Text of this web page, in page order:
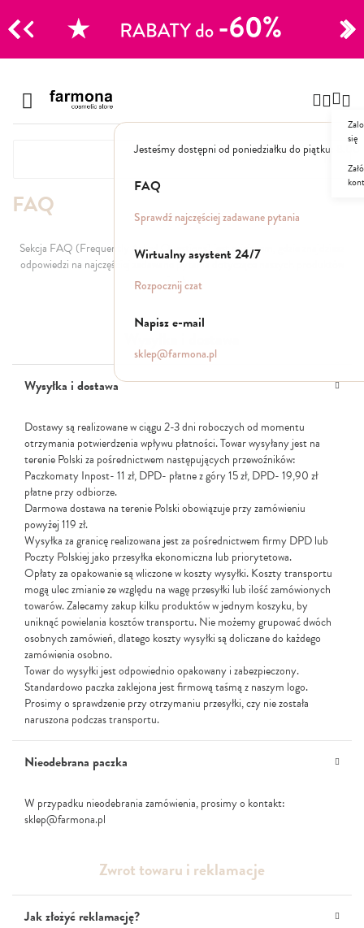
treści
Jesteśmy dostępni od poniedziałku do piątku:
FAQ
Sprawdź najczęściej zadawane pytania
Wirtualny asystent 24/7
Rozpocznij czat
Napisz e-mail
sklep@farmona.pl
się
Szampony
Dla mężczyzn
Odżywki, maski, serum
Włosy wypadające
Włosy farbowane
Włosy pozbawione objętości
Włosy kręcone
Łupież
Łojotok
Luszczyca, AZS
FAQ
Sekcja FAQ (Frequently Asked Questions) jest miejscem, gdzie znajdziesz
odpowiedzi na najczęściej zadawane pytania dotyczące naszych produktów
i usług.
Wysyłka i dostawa
Wysyłka i dostawa
Dostawy są realizowane w ciągu 2-3 dni roboczych od momentu
otrzymania potwierdzenia wpływu płatności. Towar wysyłany jest na
terenie Polski za pośrednictwem następujących przewoźników:
Paczkomaty Inpost- 11 zł, DPD- płatne z góry 15 zł, DPD- 19,90 zł
płatne przy odbiorze.
Darmowa dostawa na terenie Polski obowiązuje przy zamówieniu
powyżej 119 zł.
Wysyłka za granicę realizowana jest za pośrednictwem firmy DPD lub
Poczty Polskiej jako przesyłka ekonomiczna lub priorytetowa.
Opłaty za opakowanie są wliczone w koszty wysyłki. Koszty transportu
mogą ulec zmianie ze względu na wagę przesyłki lub ilość zamówionych
towarów. Zalecamy zakup kilku produktów w jednym koszyku, by
uniknąć powielania kosztów transportu. Nie możemy grupować dwóch
osobnych zamówień, dlatego koszty wysyłki są doliczane do każdego
zamówienia osobno.
Towar do wysyłki jest odpowiednio opakowany i zabezpieczony.
Standardowo paczka zaklejona jest firmową taśmą z naszym logo.
Prosimy o sprawdzenie przy otrzymaniu przesyłki, czy nie została
naruszona podczas transportu.
Nieodebrana paczka
W przypadku nieodebrania zamówienia, prosimy o kontakt:
sklep@farmona.pl
Zwrot towaru i reklamacje
Jak złożyć reklamację?